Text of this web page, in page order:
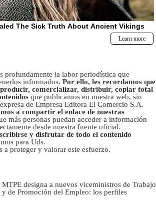
profundamente la labor periodística que
informados. Por ello, les recordamos que
comercializar, distribuir, copiar total
que publicamos en nuestra web, sin
de Empresa Editora El Comercio S.A.
a compartir el enlace de nuestras
más personas puedan acceder a información
desde nuestra fuente oficial.
y disfrutar de todo el contenido
para Uds.
a proteger y valorar este esfuerzo.
MTPE designa a nuevos viceministros de Trabajo
y de Promoción del Empleo: los perfiles